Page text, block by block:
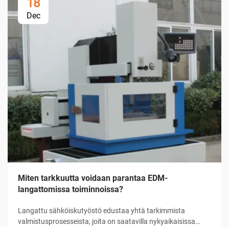
18
Dec
Miten tarkkuutta voidaan parantaa EDM-
langattomissa toiminnoissa?
Langattu sähköiskutyöstö edustaa yhtä tarkimmista
valmistusprosesseista, joita on saatavilla nykyaikaisissa